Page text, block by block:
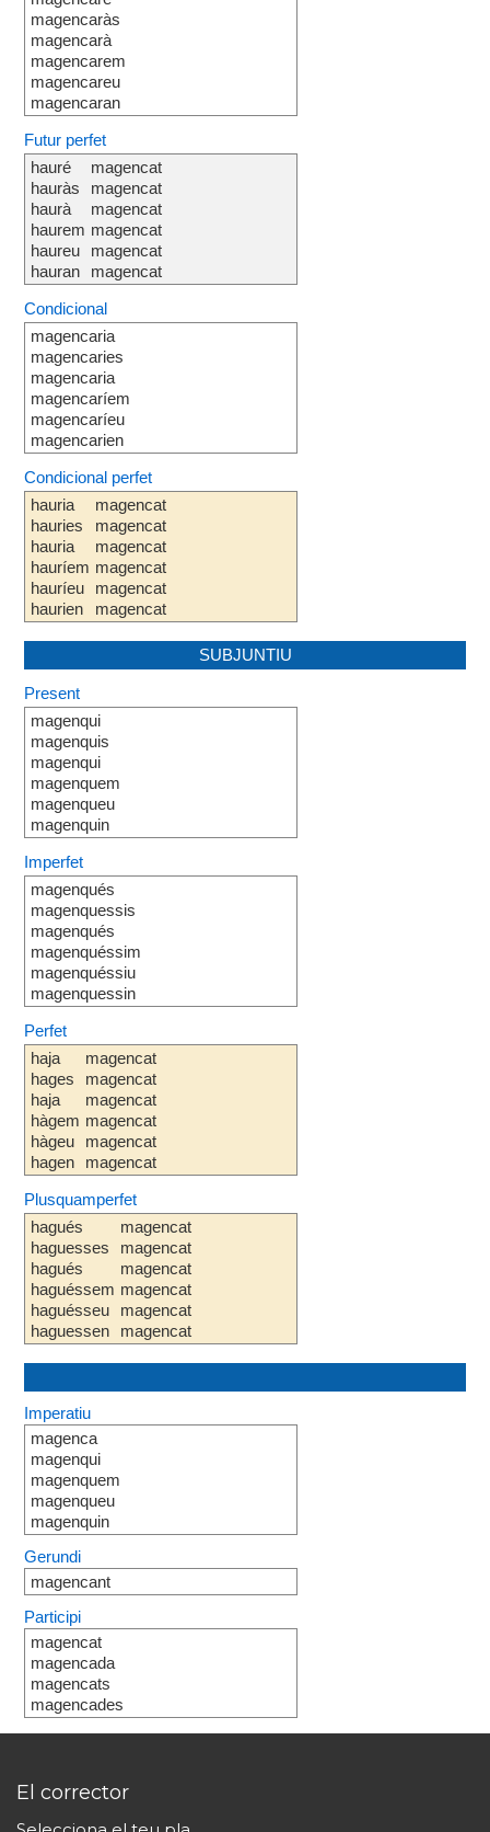
magencaràs
magencarà
magencarem
magencareu
magencaran
Futur perfet
hauré
hauràs
haurà
haurem
haureu
hauran
magencat
magencat
magencat
magencat
magencat
magencat
Condicional
magencaria
magencaries
magencaria
magencaríem
magencaríeu
magencarien
Condicional perfet
hauria
hauries
hauria
hauríem
hauríeu
haurien
magencat
magencat
magencat
magencat
magencat
magencat
SUBJUNTIU
Present
magenqui
magenquis
magenqui
magenquem
magenqueu
magenquin
Imperfet
magenqués
magenquessis
magenqués
magenquéssim
magenquéssiu
magenquessin
Perfet
haja
hages
haja
hàgem
hàgeu
hagen
magencat
magencat
magencat
magencat
magencat
magencat
Plusquamperfet
hagués
haguesses
hagués
haguéssem
haguésseu
haguessen
magencat
magencat
magencat
magencat
magencat
magencat
Imperatiu
magenca
magenqui
magenquem
magenqueu
magenquin
Gerundi
magencant
Participi
magencat
magencada
magencats
magencades
El corrector